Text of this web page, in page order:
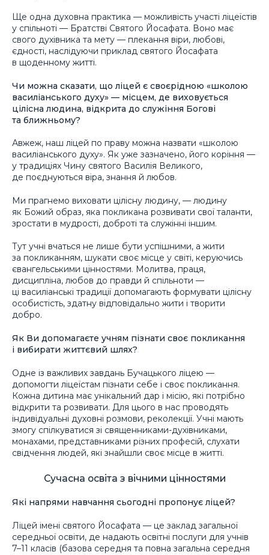
Ще одна духовна практика — можливість участі ліцеїстів
у спільноті — Братстві Святого Йосафата. Воно має
свого духівника та мету — плекання віри, любові,
єдності, наслідуючи приклад святого Йосафата
в щоденному житті.
Чи можна сказати, що ліцей є своєрідною «школою
василіанського духу» — місцем, де виховується
цілісна людина, відкрита до служіння Богові
та ближньому?
Авжеж, наш ліцей по праву можна назвати «школою
василіанського духу». Як уже зазначено, його коріння —
у традиціях Чину святого Василія Великого,
де поєднуються віра, знання й любов.
Ми прагнемо виховати цілісну людину, — людину
як Божий образ, яка покликана розвивати свої таланти,
зростати в мудрості, доброті та служінні іншим.
Тут учні вчаться не лише бути успішними, а жити
за покликанням, шукати своє місце у світі, керуючись
євангельськими цінностями. Молитва, праця,
дисципліна, любов до правди й спільноти —
ці василіанські традиції допомагають формувати цілісну
особистість, здатну відповідально жити і творити
добро.
Як Ви допомагаєте учням пізнати своє покликання
і вибирати життєвий шлях?
Одне із важливих завдань Бучацького ліцею —
допомогти ліцеїстам пізнати себе і своє покликання.
Кожна дитина має унікальний дар і місію, які потрібно
відкрити та розвивати. Для цього в нас проводять
індивідуальні духовні розмови, реколекції. Учні мають
змогу спілкуватися зі священниками-духівниками,
монахами, представниками різних професій, слухати
свідчення людей, які знайшли своє місце в житті.
Сучасна освіта з вічними цінностями
Які напрями навчання сьогодні пропонує ліцей?
Ліцей імені святого Йосафата — це заклад загальної
середньої освіти, де надають освітні послуги для учнів
7–11 класів (базова середня та повна загальна середня